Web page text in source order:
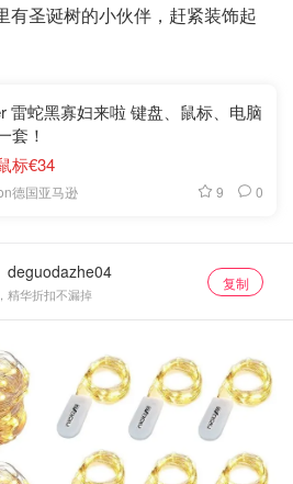
有圣诞树的小伙伴，赶紧装饰起
雷蛇黑寡妇来啦 键盘、鼠标、电脑
套！
标€34
德国亚马逊 9 0
精华折扣不漏掉
复制